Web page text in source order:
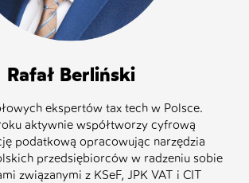
Rafał Berliński
ekspertów tax tech w Polsce.
aktywnie współtworzy cyfrową
podatkową opracowując narzędzia
przedsiębiorców w radzeniu sobie
związanymi z KSeF, JPK VAT i CIT